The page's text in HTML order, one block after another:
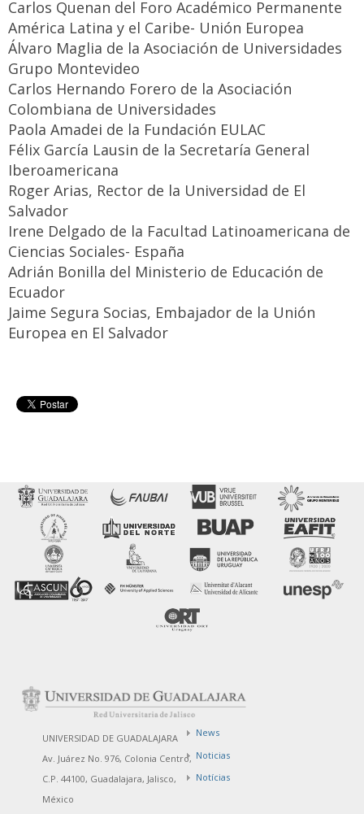
Carlos Quenan del Foro Académico Permanente
América Latina y el Caribe- Unión Europea
Álvaro Maglia de la Asociación de Universidades
Grupo Montevideo
Carlos Hernando Forero de la Asociación
Colombiana de Universidades
Paola Amadei de la Fundación EULAC
Félix García Lausin de la Secretaría General
Iberoamericana
Roger Arias, Rector de la Universidad de El
Salvador
Irene Delgado de la Facultad Latinoamericana de
Ciencias Sociales- España
Adrián Bonilla del Ministerio de Educación de
Ecuador
Jaime Segura Socias, Embajador de la Unión
Europea en El Salvador
UNIVERSIDAD DE GUADALAJARA
Av. Juárez No. 976, Colonia Centro,
C.P. 44100, Guadalajara, Jalisco,
México
News
Noticias
Notícias